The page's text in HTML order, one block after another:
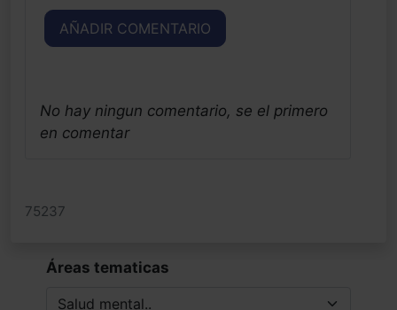
AÑADIR COMENTARIO
No hay ningun comentario, se el primero
en comentar
75237
Áreas tematicas